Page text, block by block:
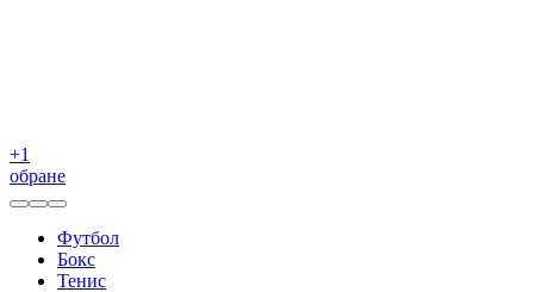
+1
обране
Футбол
Бокс
Тенис